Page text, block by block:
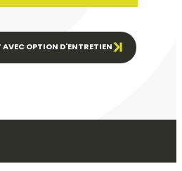
OPTION D'ENTRETIEN